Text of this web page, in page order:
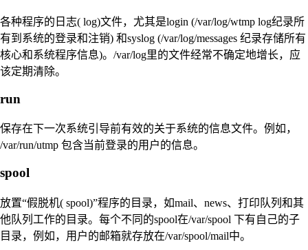
各种程序的日志( log)文件，尤其是login (/var/log/wtmp log纪录所
有到系统的登录和注销) 和syslog (/var/log/messages 纪录存储所有
核心和系统程序信息)。/var/log里的文件经常不确定地增长，应
该定期清除。
run
保存在下一次系统引导前有效的关于系统的信息文件。例如，
/var/run/utmp 包含当前登录的用户的信息。
spool
放置“假脱机( spool)”程序的目录，如mail、news、打印队列和其
他队列工作的目录。每个不同的spool在/var/spool 下有自己的子
目录，例如，用户的邮箱就存放在/var/spool/mail中。